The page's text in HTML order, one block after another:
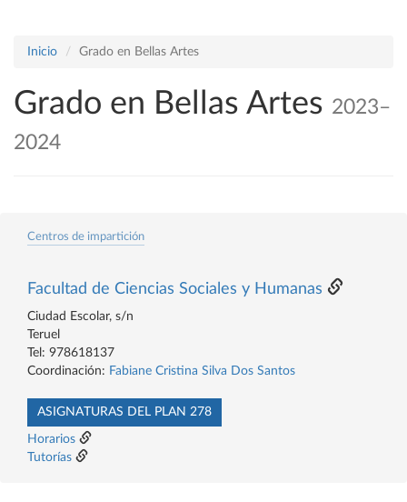
Inicio Grado en Bellas Artes
Grado en Bellas Artes 2023–
2024
Centros de impartición
Facultad de Ciencias Sociales y Humanas
Ciudad Escolar, s/n
Teruel
Tel: 978618137
Coordinación: Fabiane Cristina Silva Dos Santos
ASIGNATURAS DEL PLAN 278
Horarios
Tutorías